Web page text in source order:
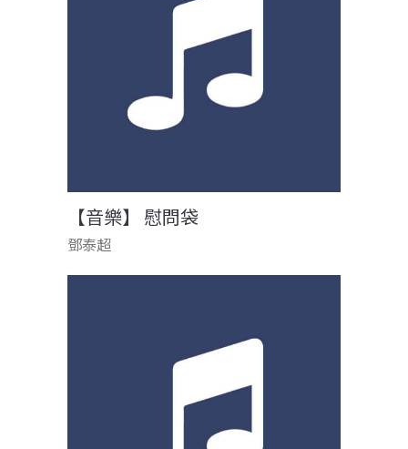
【音樂】 慰問袋
鄧泰超